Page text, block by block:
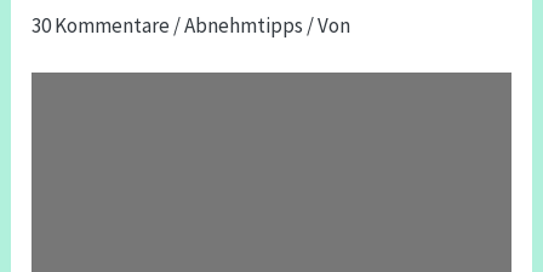
30 Kommentare /Abnehmtipps / Von